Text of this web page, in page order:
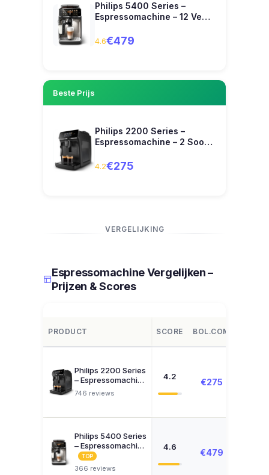
Philips 5400 Series –
Espressomachine – 12 Ve…
4.6€479
Beste Prijs
Philips 2200 Series –
Espressomachine – 2 Soo…
4.2€275
VERGELIJKING
Espressomachine Vergelijken –
Prijzen & Scores
PRODUCT SCORE BOL.COM
Philips 2200 Series
– Espressomachi…
746 reviews
4.2
€275
Philips 5400 Series
– Espressomachi…
TOP
366 reviews
4.6
€479